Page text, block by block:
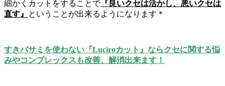
細かくカットをすることで『良いクセは活かし、悪いクセは
直す』
ということが出来るようになります＊
すきバサミを使わない『Luciroカット』ならクセに関する悩
みやコンプレックスも改善、解消出来ます！